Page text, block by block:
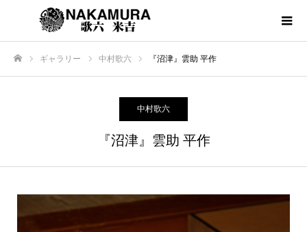
ギャラリー 中村歌六 『沼津』雲助 平作
中村歌六
『沼津』雲助 平作